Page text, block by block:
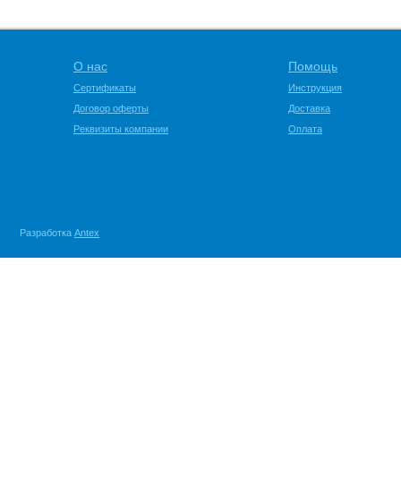
О нас
Сертификаты
Договор оферты
Реквизиты компании
Помощь
Инструкция
Доставка
Оплата
Разработка Antex